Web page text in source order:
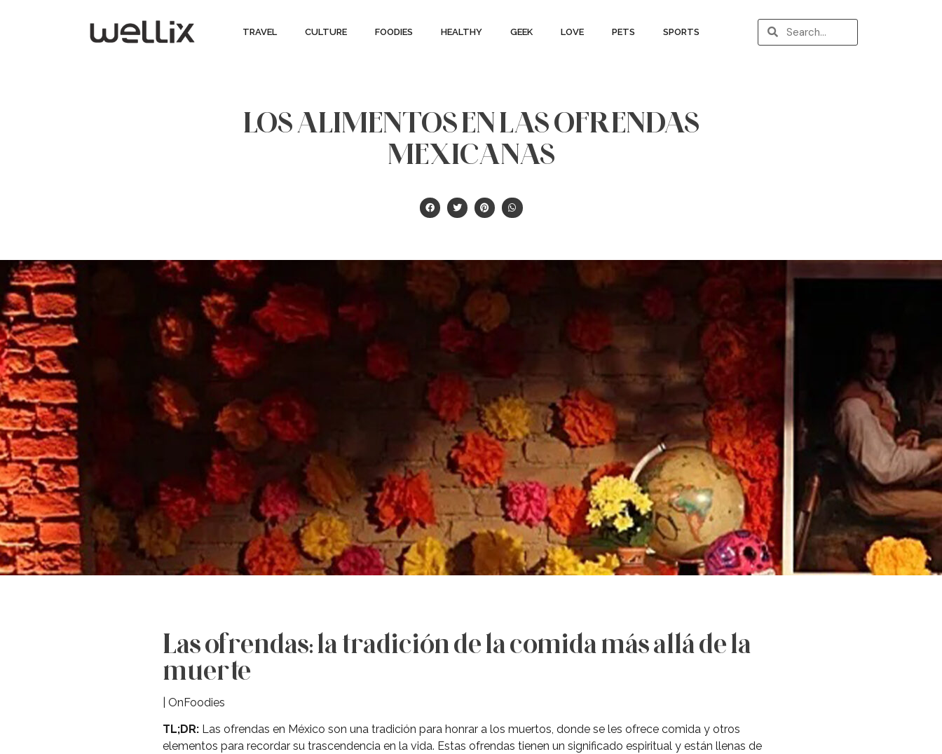
TRAVEL CULTURE FOODIES HEALTHY GEEK LOVE PETS SPORTS
LOS ALIMENTOS EN LAS OFRENDAS
MEXICANAS
Las ofrendas: la tradición de la comida más allá de la
muerte
| OnFoodies
TL;DR: Las ofrendas en México son una tradición para honrar a los muertos, donde se les ofrece comida y otros
elementos para recordar su trascendencia en la vida. Estas ofrendas tienen un significado espiritual y están llenas de